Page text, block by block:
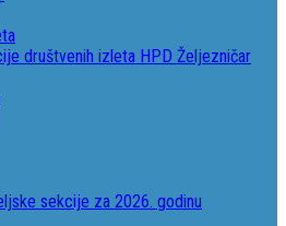
društvenih izleta HPD Željezničar
sekcije za 2026. godinu